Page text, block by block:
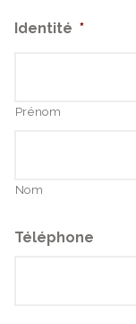
Identité *
Prénom
Nom
Téléphone